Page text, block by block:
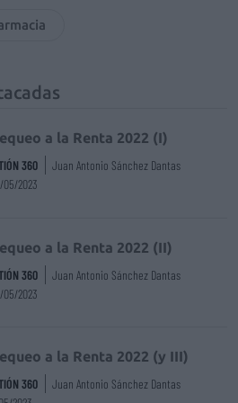
a la Renta 2022 (I)
360
Juan Antonio Sánchez Dantas
05/2023
a la Renta 2022 (II)
360
Juan Antonio Sánchez Dantas
05/2023
a la Renta 2022 (y III)
360
Juan Antonio Sánchez Dantas